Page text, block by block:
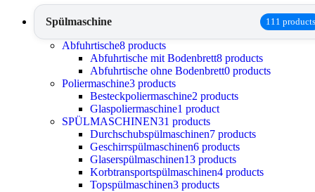
Spülmaschine 111 products
Abfuhrtische8 products
Abfuhrtische mit Bodenbrett8 products
Abfuhrtische ohne Bodenbrett0 products
Poliermaschine3 products
Besteckpoliermaschine2 products
Glaspoliermaschine1 product
SPÜLMASCHINEN31 products
Durchschubspülmaschinen7 products
Geschirrspülmaschinen6 products
Glaserspülmaschinen13 products
Korbtransportspülmaschinen4 products
Topspülmaschinen3 products